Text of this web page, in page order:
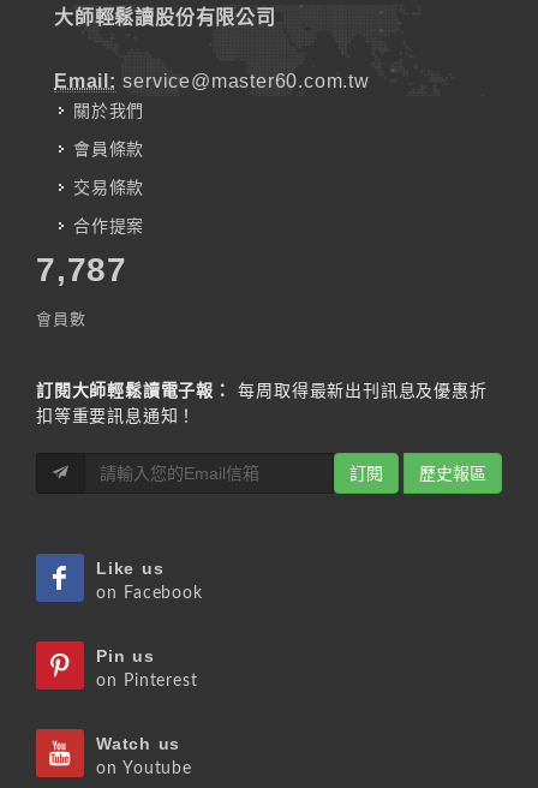
大師輕鬆讀股份有限公司
Email: service@master60.com.tw
關於我們
會員條款
交易條款
合作提案
7,787
會員數
訂閱大師輕鬆讀電子報：
每周取得最新出刊訊息及優惠折
扣等重要訊息通知！
訂閱 歷史報區
Like us
on Facebook
Pin us
on Pinterest
Watch us
on Youtube